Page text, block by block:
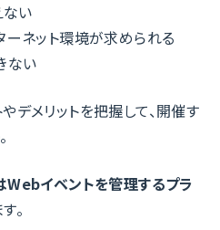
い
ネット環境が求められる
ない
デメリットを把握して、開催す
イベントを管理するプラ
。